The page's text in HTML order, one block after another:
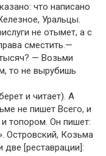
что написано
Уральцы.
не отымет, а с
сместить.—
— Возьми
то не вырубишь
и читает). А
не пишет Всего, и
топором. Он пишет:
Островский, Козьма
[реставрации]: